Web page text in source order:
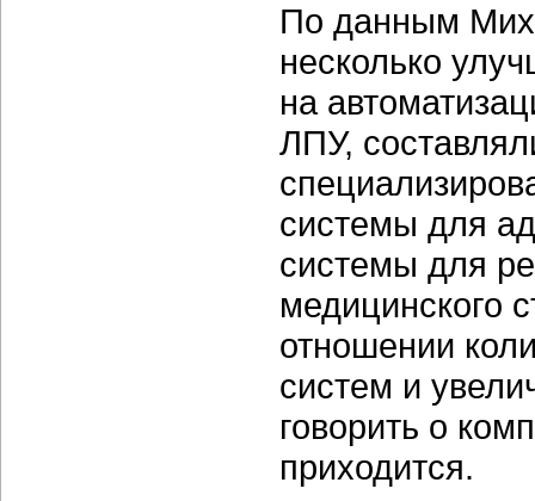
По данным
несколько
на
ЛПУ,
системы для
системы для
медицинского
отношении
систем и
говорить о
приходится.